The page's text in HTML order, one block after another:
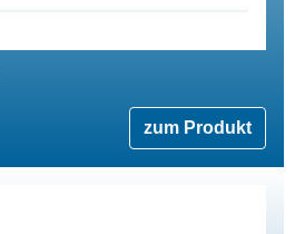
zum Produkt